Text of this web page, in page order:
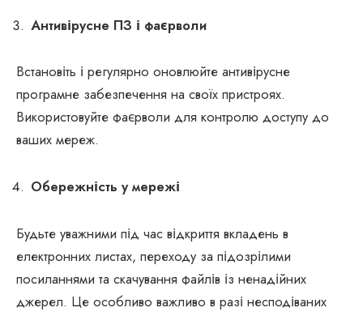
Антивірусне ПЗ і фаєрволи
Встановіть і регулярно оновлюйте антивірусне
програмне забезпечення на своїх пристроях.
Використовуйте фаєрволи для контролю доступу до
ваших мереж.
Обережність у мережі
Будьте уважними під час відкриття вкладень в
електронних листах, переходу за підозрілими
посиланнями та скачування файлів із ненадійних
джерел. Це особливо важливо в разі несподіваних